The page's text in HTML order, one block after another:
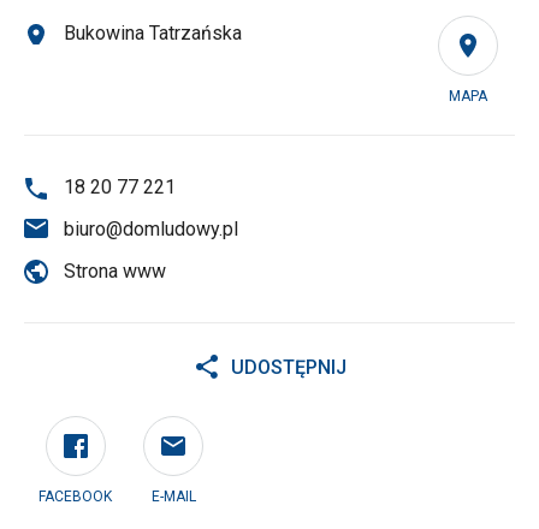
MAPA
Bukowina Tatrzańska
18 20 77 221
biuro@domludowy.pl
Strona www
UDOSTĘPNIJ
FACEBOOK E-MAIL